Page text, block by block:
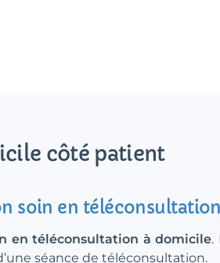
côté patient
soin en
en téléconsultation à domicile.
séance de téléconsultation.